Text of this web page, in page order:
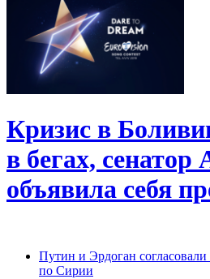
Кризис в
в бегах, сенатор
объявила себя
Путин и Эрдоган
по Сирии